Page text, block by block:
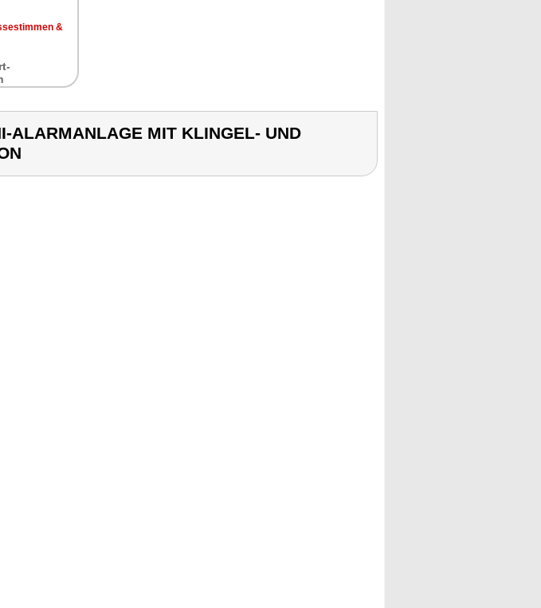
&
ALARMANLAGE MIT KLINGEL- UND